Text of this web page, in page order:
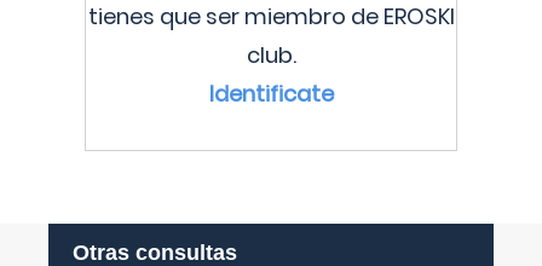
tienes que ser miembro de EROSKI
club.
Identificate
Otras consultas